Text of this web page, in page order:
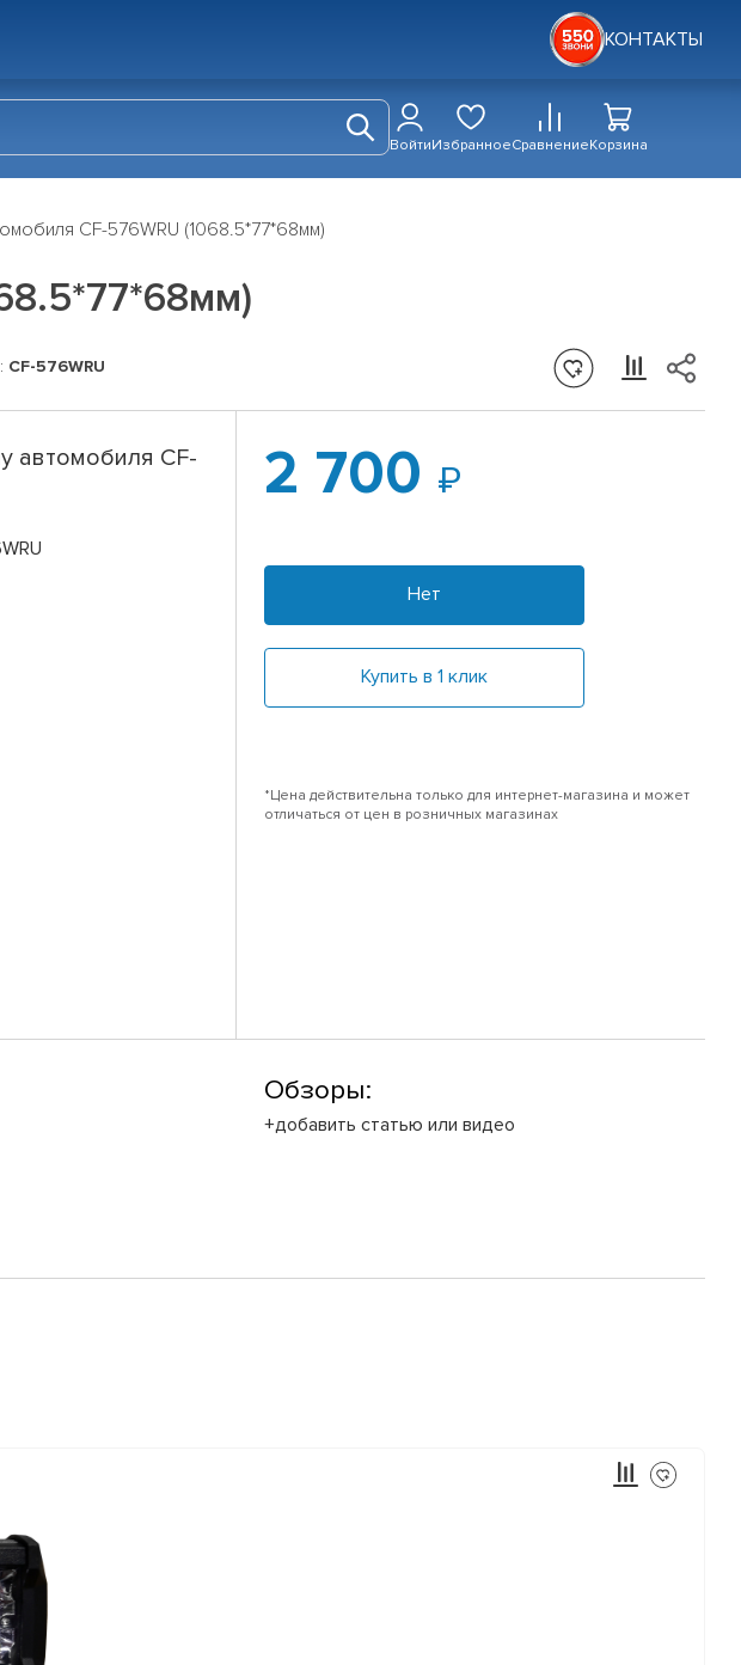
КОНТАКТЫ
ВойтиИзбранноеСравнениеКорзина
CF-576WRU (1068.5*77*68мм)
CF-576WRU
автомобиля CF-
2 700
Нет
Купить в 1 клик
*Цена действительна только для интернет-магазина и может
отличаться от цен в розничных магазинах
Обзоры:
+добавить статью или видео